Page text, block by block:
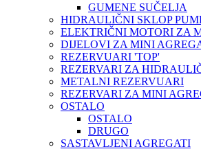
GUMENE SUČELJA
HIDRAULIČNI SKLOP
ELEKTRIČNI MOTORI ZA
DIJELOVI ZA MINI
REZERVUARI 'TOP'
REZERVARI ZA
METALNI REZERVUARI
REZERVARI ZA MINI
OSTALO
OSTALO
DRUGO
SASTAVLJENI AGREGATI